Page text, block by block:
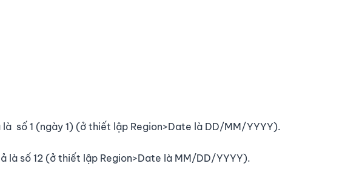
số 1 (ngày 1) (ở thiết lập Region>Date là DD/MM/YYYY).
là số 12 (ở thiết lập Region>Date là MM/DD/YYYY).